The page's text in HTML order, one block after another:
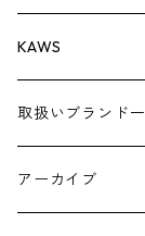
コラボレーション
×THE NORTH FACE
×COMME des
シーズンアイテム
26SS
BOX LOGOアイテ
小物
シューズ
小物
バッグ
シューズ
小物
キャップ・ハット
バッグ
シューズ
パンツ
キャップ
バッグ
ジャケット
パンツ
キャップ・ハット
シャツ
ジャケット
パンツ
AIR JORDAN 3
ロンTEE
スウェット/ニッ
ジャケット
Tシャツ
ロンTEE
スウェット/ニット
KAWS
アパレル
小物
取扱いブランド
A
アーカイブ